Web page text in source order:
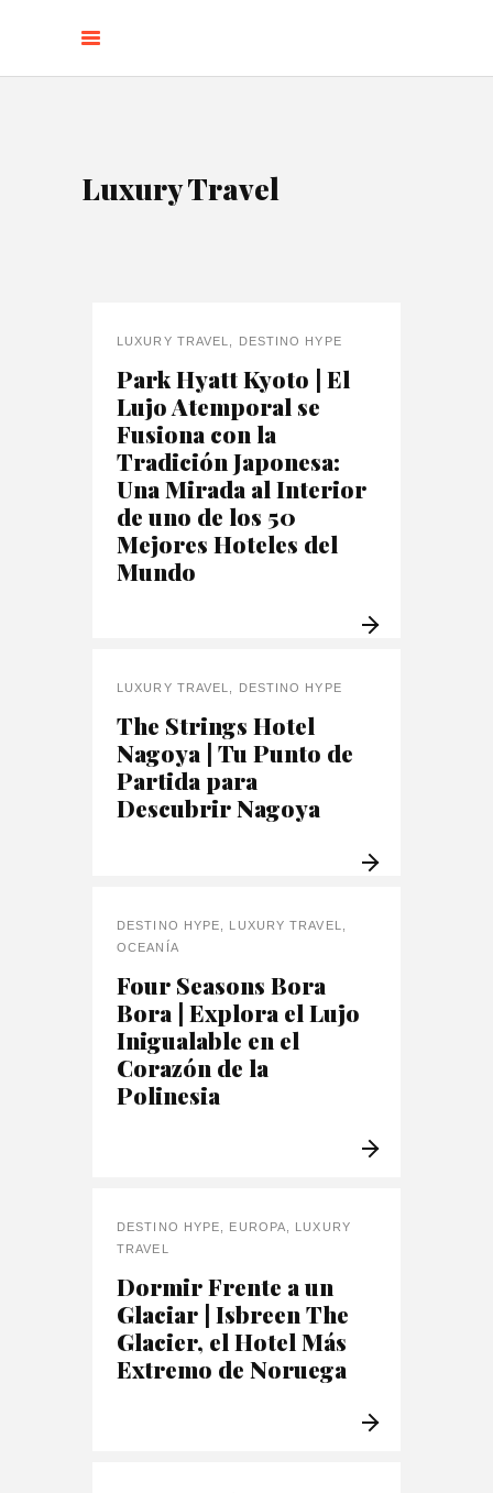
Luxury Travel
LUXURY TRAVEL DESTINO HYPE
Park Hyatt Kyoto | El
Lujo Atemporal se
Fusiona con la
Tradición Japonesa:
Una Mirada al Interior
de uno de los 50
Mejores Hoteles del
Mundo
LUXURY TRAVEL DESTINO HYPE
The Strings Hotel
Nagoya | Tu Punto de
Partida para
Descubrir Nagoya
DESTINO HYPE LUXURY TRAVEL
OCEANÍA
Four Seasons Bora
Bora | Explora el Lujo
Inigualable en el
Corazón de la
Polinesia
DESTINO HYPE EUROPA
LUXURY
TRAVEL
Dormir Frente a un
Glaciar | Isbreen The
Glacier, el Hotel Más
Extremo de Noruega